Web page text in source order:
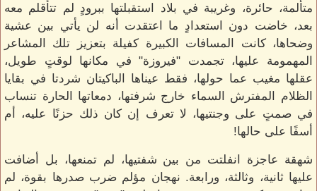
متألمة، حائرة، وغريبة في بلاد استقبلتها ببرودٍ لم تتأقلم معه
بعد، خاضت دون استعدادٍ ما اعتقدت أنه لن يأتي بين عشية
وضحاها، كانت المسافات الكبيرة كفيلة بتعزيز تلك المشاعر
المهمومة عليها، تجمدت "فيروزة" في مكانها لوقتٍ طويل،
عقلها مغيب عما حولها، فقط عيناها الباكيتان شردتا في بقايا
الظلام المفترش السماء خارج شرفتها، دمعاتها الحارة تنساب
في صمتٍ على وجنتيها، لا تعرف إن كان ذلك حزنًا عليه، أم
أسفًا على حالها!
شهقة عاجزة انفلتت من بين شفتيها، لم تمنعها، بل أضافت
عليها ثانية، وثالثة، ورابعة. نهجان مؤلم ضرب صدرها بقوة، لم